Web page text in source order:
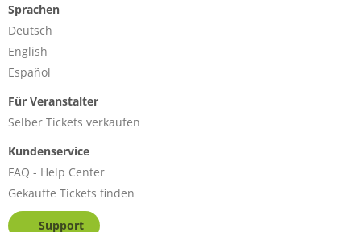
Sprachen
Deutsch
English
Español
Für Veranstalter
Selber Tickets verkaufen
Kundenservice
FAQ - Help Center
Gekaufte Tickets finden
Support